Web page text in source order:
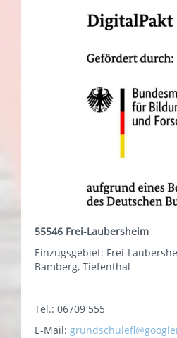
55546 Frei-Laubersheim
Einzugsgebiet: Frei-
Bamberg, Tiefenthal
Tel.: 06709 555
E-Mail: